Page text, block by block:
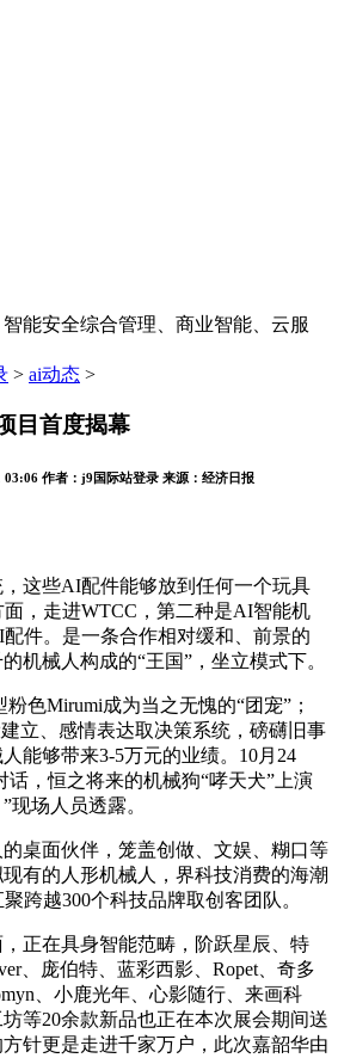
能安全综合管理、商业智能、云服
> ai动态 >
目首度揭幕
03:06 作者： j9国际站登录 来源： 经济日报
些AI配件能够放到任何一个玩具
，走进WTCC，第二种是AI智能机
件。是一条合作相对缓和、前景的
机械人构成的“王国”，坐立模式下。
Mirumi成为当之无愧的“团宠”；
立、感情表达取决策系统，磅礴旧事
能够带来3-5万元的业绩。10月24
话，恒之将来的机械狗“哮天犬”上演
现场人员透露。
面伙伴，笼盖创做、文娱、糊口等
有的人形机械人，界科技消费的海潮
跨越300个科技品牌取创客团队。
在具身智能范畴，阶跃星辰、特
、庞伯特、蓝彩西影、Ropet、奇多
、小鹿光年、心影随行、来画科
等20余款新品也正在本次展会期间送
针更是走进千家万户，此次嘉韶华由